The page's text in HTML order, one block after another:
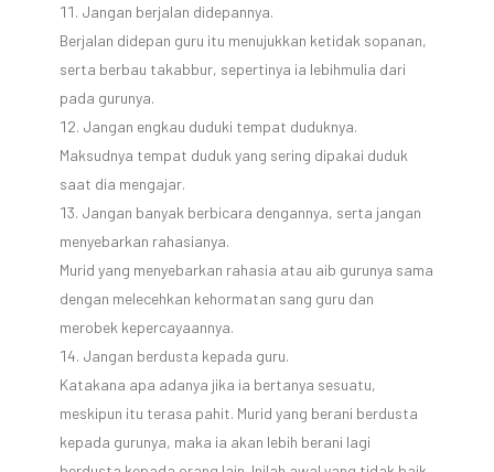
Jangan berjalan didepannya.
Berjalan didepan guru itu menujukkan ketidak sopanan,
serta berbau takabbur, sepertinya ia lebihmulia dari
pada gurunya.
Jangan engkau duduki tempat duduknya.
Maksudnya tempat duduk yang sering dipakai duduk
saat dia mengajar.
Jangan banyak berbicara dengannya, serta jangan
menyebarkan rahasianya.
Murid yang menyebarkan rahasia atau aib gurunya sama
dengan melecehkan kehormatan sang guru dan
merobek kepercayaannya.
Jangan berdusta kepada guru.
Katakana apa adanya jika ia bertanya sesuatu,
meskipun itu terasa pahit. Murid yang berani berdusta
kepada gurunya, maka ia akan lebih berani lagi